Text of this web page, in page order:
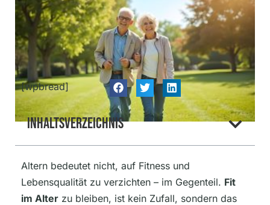
[wpbread]
Inhaltsverzeichnis
Altern bedeutet nicht, auf Fitness und
Lebensqualität zu verzichten – im Gegenteil. Fit
im Alter zu bleiben, ist kein Zufall, sondern das